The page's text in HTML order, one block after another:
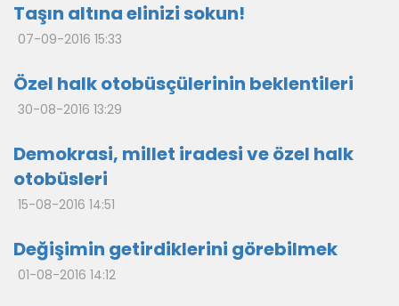
Taşın altına elinizi sokun!
07-09-2016 15:33
Özel halk otobüsçülerinin beklentileri
30-08-2016 13:29
Demokrasi, millet iradesi ve özel halk
otobüsleri
15-08-2016 14:51
Değişimin getirdiklerini görebilmek
01-08-2016 14:12